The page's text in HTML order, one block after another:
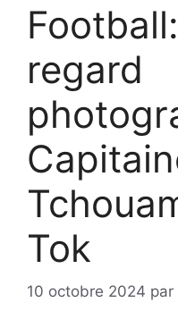
regard
Tok
10 octobre 2024 par